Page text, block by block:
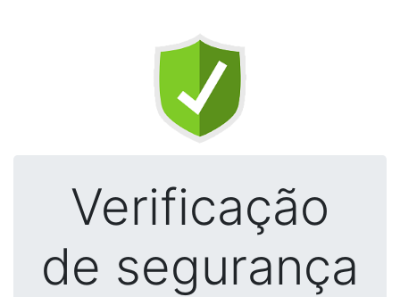
Verificação
de segurança